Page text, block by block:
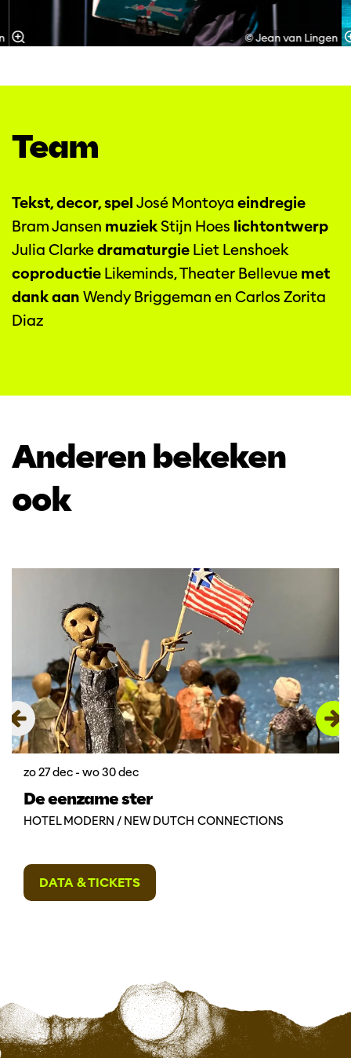
© Jean van Lingen
Team
Tekst, decor, spel José Montoya eindregie
Bram Jansen muziekStijn Hoes lichtontwerp
Julia Clarkedramaturgie Liet Lenshoek
coproductie Likeminds, Theater Bellevue met
dank aan Wendy Briggeman en Carlos Zorita
Diaz
Anderen bekeken
ook
De eenzame ster
HOTEL MODERN / NEW DUTCH CONNECTIONS
zo 27 dec- wo 30 dec
DATA & TICKETS